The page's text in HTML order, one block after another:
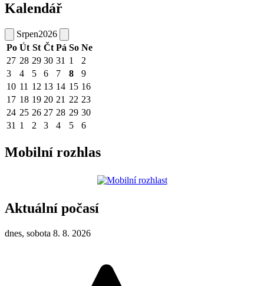
Kalendář
Srpen2026
Po Út St Čt Pá So Ne
27 28 29 30 31 1
2
3
4 5 6 7 8
9
10 11 12 13 14 15 16
17 18 19 20 21 22 23
24 25 26 27 28 29 30
31 1 2 3 4 5 6
Mobilní rozhlas
Aktuální počasí
dnes, sobota 8. 8. 2026